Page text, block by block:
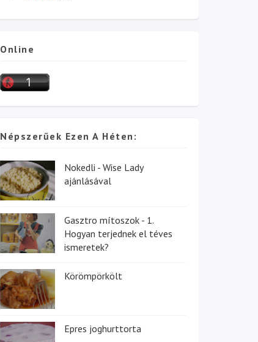
Online
Népszerűek Ezen A Héten:
Nokedli - Wise Lady
ajánlásával
Gasztro mítoszok - 1.
Hogyan terjednek el téves
ismeretek?
Körömpörkölt
Epres joghurttorta